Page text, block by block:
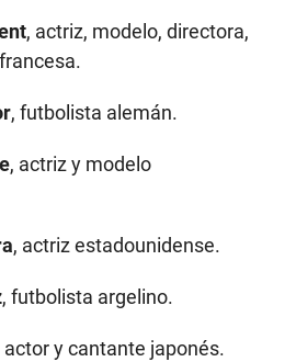
, actriz, modelo, directora,
, futbolista alemán.
, actriz y modelo
, actriz estadounidense.
, futbolista argelino.
actor y cantante japonés.